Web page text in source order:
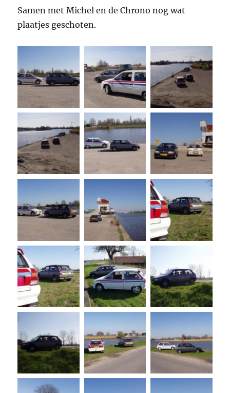
Samen met Michel en de Chrono nog wat
plaatjes geschoten.